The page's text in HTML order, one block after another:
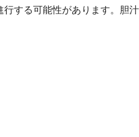
する可能性があります。胆汁